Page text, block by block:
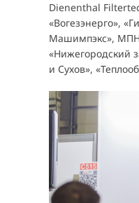
Dienenthal
«Вогезэнерго»,
Машимпэкс»,
«Нижегородский
и Сухов»,